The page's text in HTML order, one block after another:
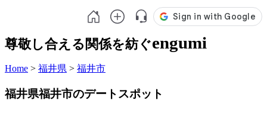
尊敬し合える関係を紡ぐengumi
Home > 福井県 > 福井市
福井県福井市のデートスポット